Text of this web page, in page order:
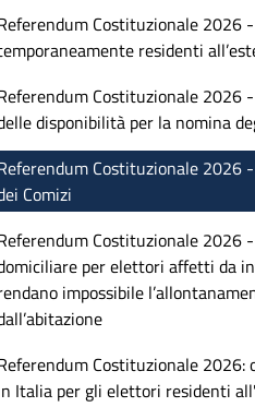
Costituzionale 2026
residenti
Costituzionale 2026
disponibilità per la nomina
Costituzionale 2026
Comizi
Costituzionale 2026
per elettori affetti da
impossibile
Costituzionale 2026:
Italia per gli elettori residenti